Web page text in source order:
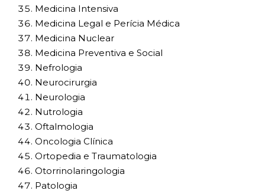
Medicina Intensiva
Medicina Legal e Perícia Médica
Medicina Nuclear
Medicina Preventiva e Social
Nefrologia
Neurocirurgia
Neurologia
Nutrologia
Oftalmologia
Oncologia Clínica
Ortopedia e Traumatologia
Otorrinolaringologia
Patologia